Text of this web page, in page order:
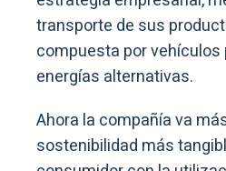
transporte de sus
compuesta por
energías alternativas.
Ahora la compañía va
sostenibilidad más